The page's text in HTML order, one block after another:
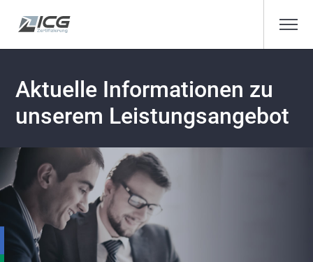
Aktuelle Informationen zu
unserem Leistungsangebot